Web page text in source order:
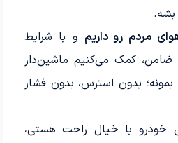
مردم رو داریم و با شرایط
کمک می‌کنیم ماشین‌دار
بدون استرس، بدون فشار
خودرو با خیال راحت هستی،